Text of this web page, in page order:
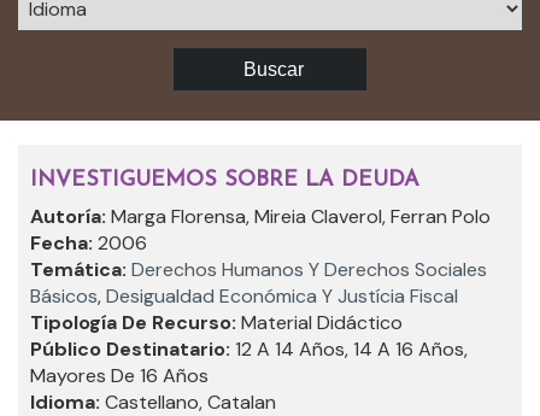
Buscar
INVESTIGUEMOS SOBRE LA DEUDA
Autoría: Marga Florensa, Mireia Claverol, Ferran Polo
Fecha: 2006
Temática: Derechos Humanos Y Derechos Sociales
Básicos,Desigualdad Económica Y Justícia Fiscal
Tipología De Recurso: Material Didáctico
Público Destinatario: 12 A 14 Años, 14 A 16 Años,
Mayores De 16 Años
Idioma: Castellano, Catalan